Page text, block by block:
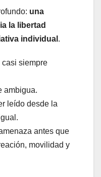
una
la libertad
individual .
casi siempre
ambigua.
leído desde la
antes que
movilidad y